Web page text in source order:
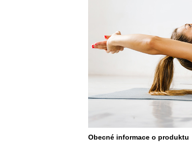
Obecné informace o produktu